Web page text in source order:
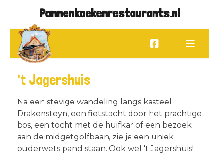
Pannenkoekenrestaurants.nl
't Jagershuis
Na een stevige wandeling langs kasteel
Drakensteyn, een fietstocht door het prachtige
bos, een tocht met de huifkar of een bezoek
aan de midgetgolfbaan, zie je een uniek
ouderwets pand staan. Ook wel 't Jagershuis!